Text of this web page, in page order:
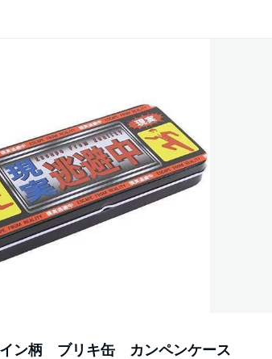
イン柄 ブリキ缶 カンペンケース